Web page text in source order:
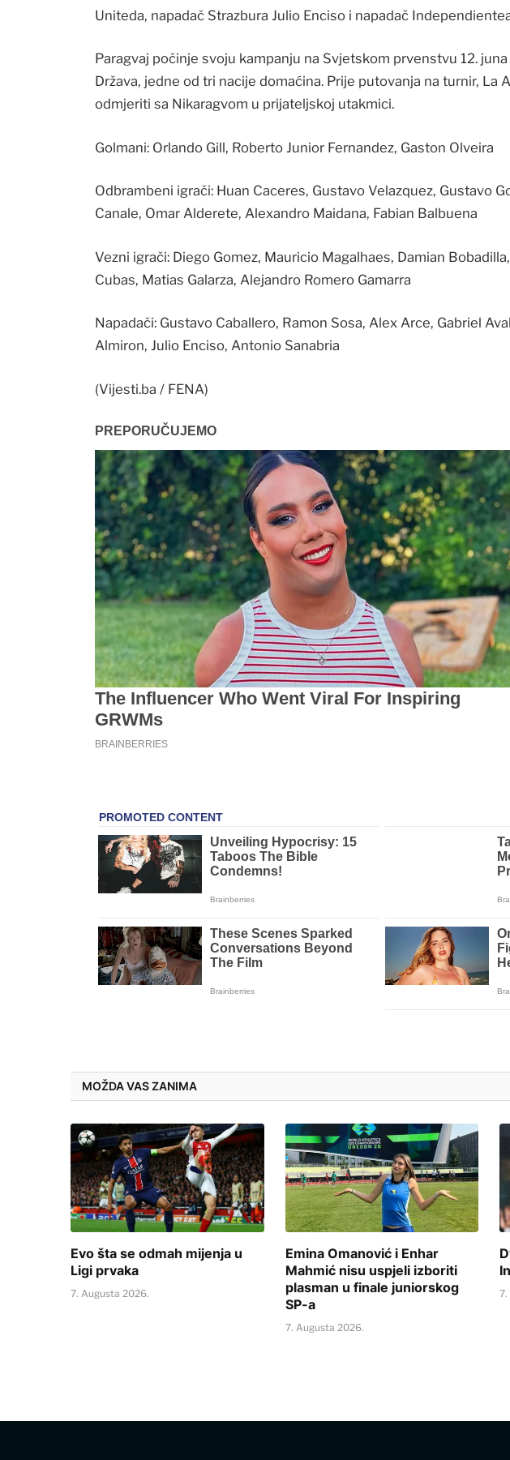
Uniteda, napadač Strazbura Julio Enciso i napadač
Paragvaj počinje svoju kampanju na Svjetskom prvenstvu ​12.
Država, jedne od ‌tri⁠ nacije domaćina. Prije putovanja na turnir, La
odmjeriti sa Nikaragvom u prijateljskoj utakmici.
Golmani: Orlando Gill, ​Roberto Junior Fernandez, ​Gaston Olveira
Odbrambeni igrači: ⁠Huan Caceres, Gustavo Velazquez, Gustavo
Canale, Omar ​Alderete, Alexandro Maidana, Fabian Balbuena
Vezni igrači: Diego ​Gomez, ⁠Mauricio Magalhaes, Damian
Cubas, Matias Galarza, Alejandro Romero Gamarra
Napadači: Gustavo Caballero, ⁠Ramon ​Sosa, Alex Arce, Gabriel
Almiron, Julio Enciso, Antonio Sanabria
(Vijesti.ba / FENA)
MOŽDA VAS ZANIMA
Evo šta se odmah mijenja u
Ligi prvaka
7. Augusta 2026.
Emina Omanović i Enhar
Mahmić nisu uspjeli izboriti
plasman u finale juniorskog
SP-a
7. Augusta 2026.